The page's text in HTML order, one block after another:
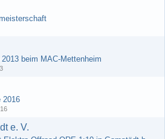
beim MAC-Mettenheim
2016
e. V.